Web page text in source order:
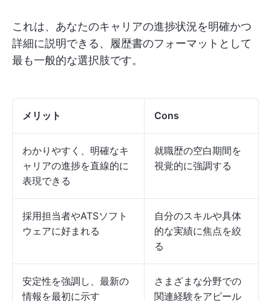
これは、あなたのキャリアの進捗状況を明確かつ
詳細に説明できる、履歴書のフォーマットとして
最も一般的な選択肢です。
メリット Cons
わかりやすく、明確なキ
ャリアの進捗を直線的に
表現できる
就職歴の空白期間を
視覚的に強調する
採用担当者やATSソフト
ウェアに好まれる
自分のスキルや具体
的な実績に焦点を絞
る
安定性を強調し、最新の
情報を最初に示す
さまざまな分野での
関連経験をアピール